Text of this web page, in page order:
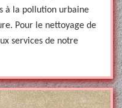
à la pollution urbaine
Pour le nettoyage de
services de notre